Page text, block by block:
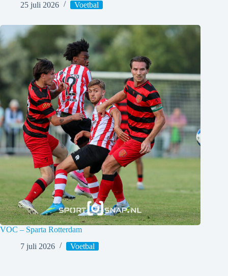
25 juli 2026
Voetbal
VOC – Sparta Rotterdam
7 juli 2026
Voetbal